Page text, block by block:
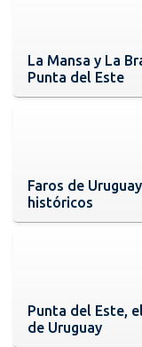
La Mansa y La
Punta del Este
Faros de
históricos
Punta del Este,
de Uruguay